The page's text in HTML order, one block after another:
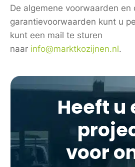
De algemene voorwaarden en
garantievoorwaarden kunt u
kunt een mail te sturen
naar info@marktkozijnen.nl.
Heeft u
voor